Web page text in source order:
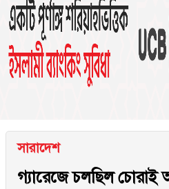
সারাদেশ
গ্যারেজে চলছিল চোরাই